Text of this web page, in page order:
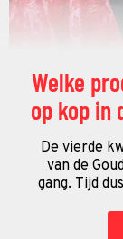
Welke
op kop in
De vierde
van de
gang. Tijd